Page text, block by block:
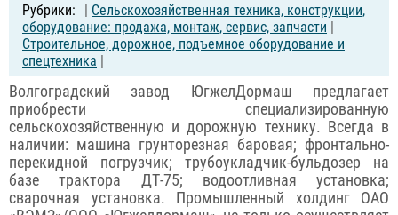
| Сельскохозяйственная техника, конструкции,
оборудование: продажа, монтаж, сервис, запчасти |
Строительное, дорожное, подъемное оборудование и
спецтехника |
Волгоградский завод ЮгжелДормаш предлагает
приобрести специализированную
сельскохозяйственную и дорожную технику. Всегда в
наличии: машина грунторезная баровая; фронтально-
перекидной погрузчик; трубоукладчик-бульдозер на
базе трактора ДТ-75; водоотливная установка;
сварочная установка. Промышленный холдинг ОАО